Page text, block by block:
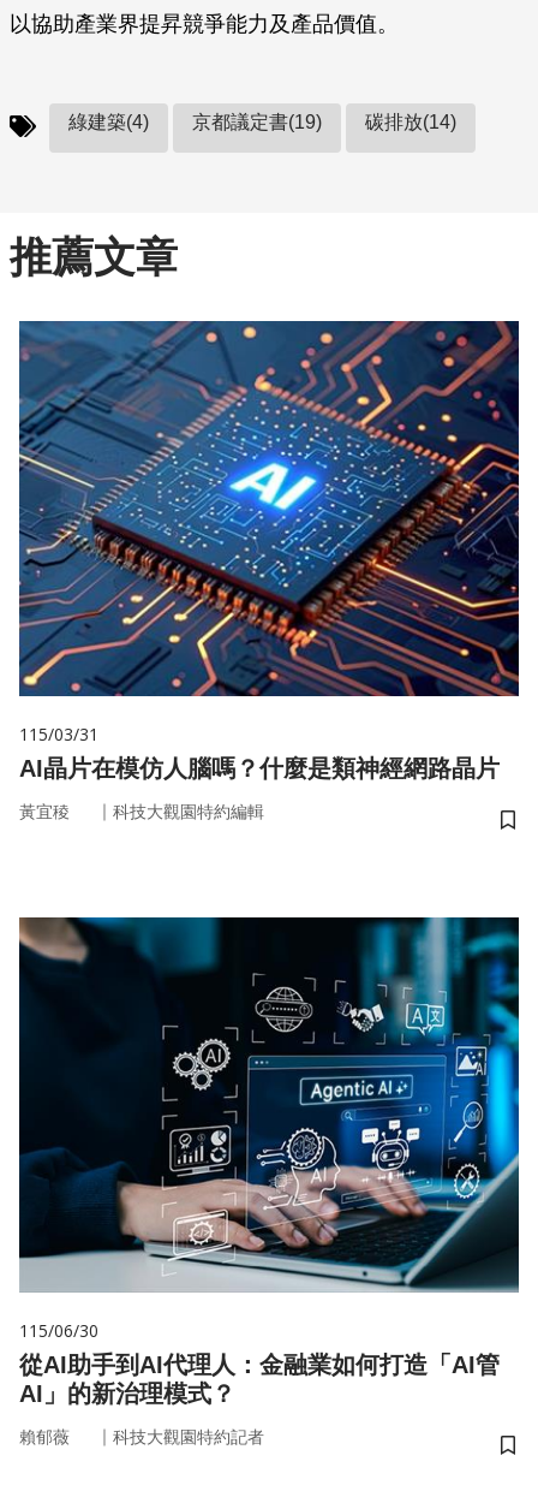
以協助產業界提昇競爭能力及產品價值。
綠建築(4) 京都議定書(19) 碳排放(14)
推薦文章
115/03/31
AI晶片在模仿人腦嗎？什麼是類神經網路晶片
黃宜稜 ｜ 科技大觀園特約編輯
儲
115/06/30
從AI助手到AI代理人：金融業如何打造「AI管
AI」的新治理模式？
賴郁薇 ｜ 科技大觀園特約記者
儲